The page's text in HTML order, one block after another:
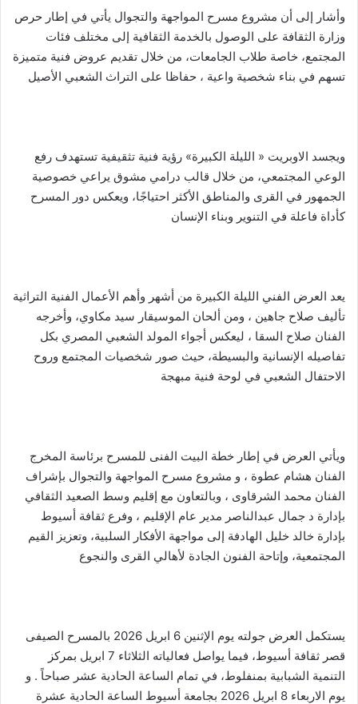
وأشار إلى أن مشروع مسرح المواجهة والتجوال يأتي في إطار حرص
وزارة الثقافة على الوصول بالخدمة الثقافية إلى مختلف فئات
المجتمع، خاصة طلاب الجامعات، من خلال تقديم عروض فنية متميزة
تسهم في بناء شخصية واعية ، حفاظا على التراث الشعبي الأصيل
ويجسد الاوبريت « الليلة الكبيرة» رؤية فنية تثقيفية تستهدف رفع
الوعي المجتمعي، من خلال قالب درامي مشوق يراعي خصوصية
الجمهور في القرى والمناطق الأكثر احتياجًا، ويعكس دور المسرح
كأداة فاعلة في التنوير وبناء الإنسان
يعد العرض الفني الليلة الكبيرة من أشهر وأهم الأعمال الفنية التراثية
تأليف صلاح جاهين ، ومن ألحان الموسيقار سيد مكاوي، وأخرجه
الفنان صلاح السقا ، ليعكس أجواء المولد الشعبي المصري بكل
تفاصيله الإنسانية والبسيطة، حيث صور شخصيات المجتمع وروح
الاحتفال الشعبي في لوحة فنية مبهجة
ويأتي العرض في إطار خطة البيت الفنى للمسرح برئاسة المخرج
الفنان هشام عطوة ، و مشروع مسرح المواجهة والتجوال بإشراف
الفنان محمد الشرقاوى ، وبالتعاون مع إقليم وسط الصعيد الثقافي
بإدارة د جمال عبدالناصر مدير عام الإقليم ، وفرع ثقافة أسيوط
بإدارة خالد خليل الهادفة إلى مواجهة الأفكار السلبية، وتعزيز القيم
المجتمعية، وإتاحة الفنون الجادة لأهالي القرى والنجوع
يستكمل العرض جولته يوم الإثنين 6 ابريل 2026 بالمسرح الصيفى
قصر ثقافة أسيوط، فيما يواصل فعالياته الثلاثاء 7 ابريل بمركز
التنمية الشبابية بمنفلوط، في تمام الساعة الحادية عشر صباحاً . و
يوم الاربعاء 8 ابريل 2026 بجامعة أسيوط الساعة الحادية عشرة